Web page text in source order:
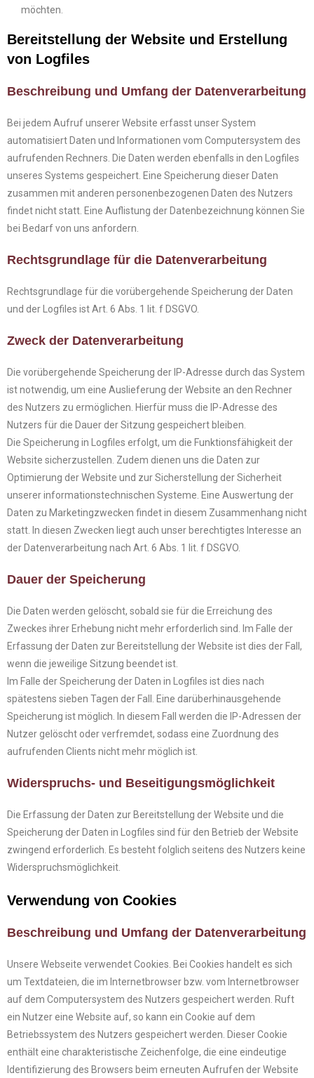
möchten.
Bereitstellung der Website und Erstellung
von Logfiles
Beschreibung und Umfang der Datenverarbeitung
Bei jedem Aufruf unserer Website erfasst unser System
automatisiert Daten und Informationen vom Computersystem des
aufrufenden Rechners. Die Daten werden ebenfalls in den Logfiles
unseres Systems gespeichert. Eine Speicherung dieser Daten
zusammen mit anderen personenbezogenen Daten des Nutzers
findet nicht statt. Eine Auflistung der Datenbezeichnung können Sie
bei Bedarf von uns anfordern.
Rechtsgrundlage für die Datenverarbeitung
Rechtsgrundlage für die vorübergehende Speicherung der Daten
und der Logfiles ist Art. 6 Abs. 1 lit. f DSGVO.
Zweck der Datenverarbeitung
Die vorübergehende Speicherung der IP-Adresse durch das System
ist notwendig, um eine Auslieferung der Website an den Rechner
des Nutzers zu ermöglichen. Hierfür muss die IP-Adresse des
Nutzers für die Dauer der Sitzung gespeichert bleiben.
Die Speicherung in Logfiles erfolgt, um die Funktionsfähigkeit der
Website sicherzustellen. Zudem dienen uns die Daten zur
Optimierung der Website und zur Sicherstellung der Sicherheit
unserer informationstechnischen Systeme. Eine Auswertung der
Daten zu Marketingzwecken findet in diesem Zusammenhang nicht
statt. In diesen Zwecken liegt auch unser berechtigtes Interesse an
der Datenverarbeitung nach Art. 6 Abs. 1 lit. f DSGVO.
Dauer der Speicherung
Die Daten werden gelöscht, sobald sie für die Erreichung des
Zweckes ihrer Erhebung nicht mehr erforderlich sind. Im Falle der
Erfassung der Daten zur Bereitstellung der Website ist dies der Fall,
wenn die jeweilige Sitzung beendet ist.
Im Falle der Speicherung der Daten in Logfiles ist dies nach
spätestens sieben Tagen der Fall. Eine darüberhinausgehende
Speicherung ist möglich. In diesem Fall werden die IP-Adressen der
Nutzer gelöscht oder verfremdet, sodass eine Zuordnung des
aufrufenden Clients nicht mehr möglich ist.
Widerspruchs- und Beseitigungsmöglichkeit
Die Erfassung der Daten zur Bereitstellung der Website und die
Speicherung der Daten in Logfiles sind für den Betrieb der Website
zwingend erforderlich. Es besteht folglich seitens des Nutzers keine
Widerspruchsmöglichkeit.
Verwendung von Cookies
Beschreibung und Umfang der Datenverarbeitung
Unsere Webseite verwendet Cookies. Bei Cookies handelt es sich
um Textdateien, die im Internetbrowser bzw. vom Internetbrowser
auf dem Computersystem des Nutzers gespeichert werden. Ruft
ein Nutzer eine Website auf, so kann ein Cookie auf dem
Betriebssystem des Nutzers gespeichert werden. Dieser Cookie
enthält eine charakteristische Zeichenfolge, die eine eindeutige
Identifizierung des Browsers beim erneuten Aufrufen der Website